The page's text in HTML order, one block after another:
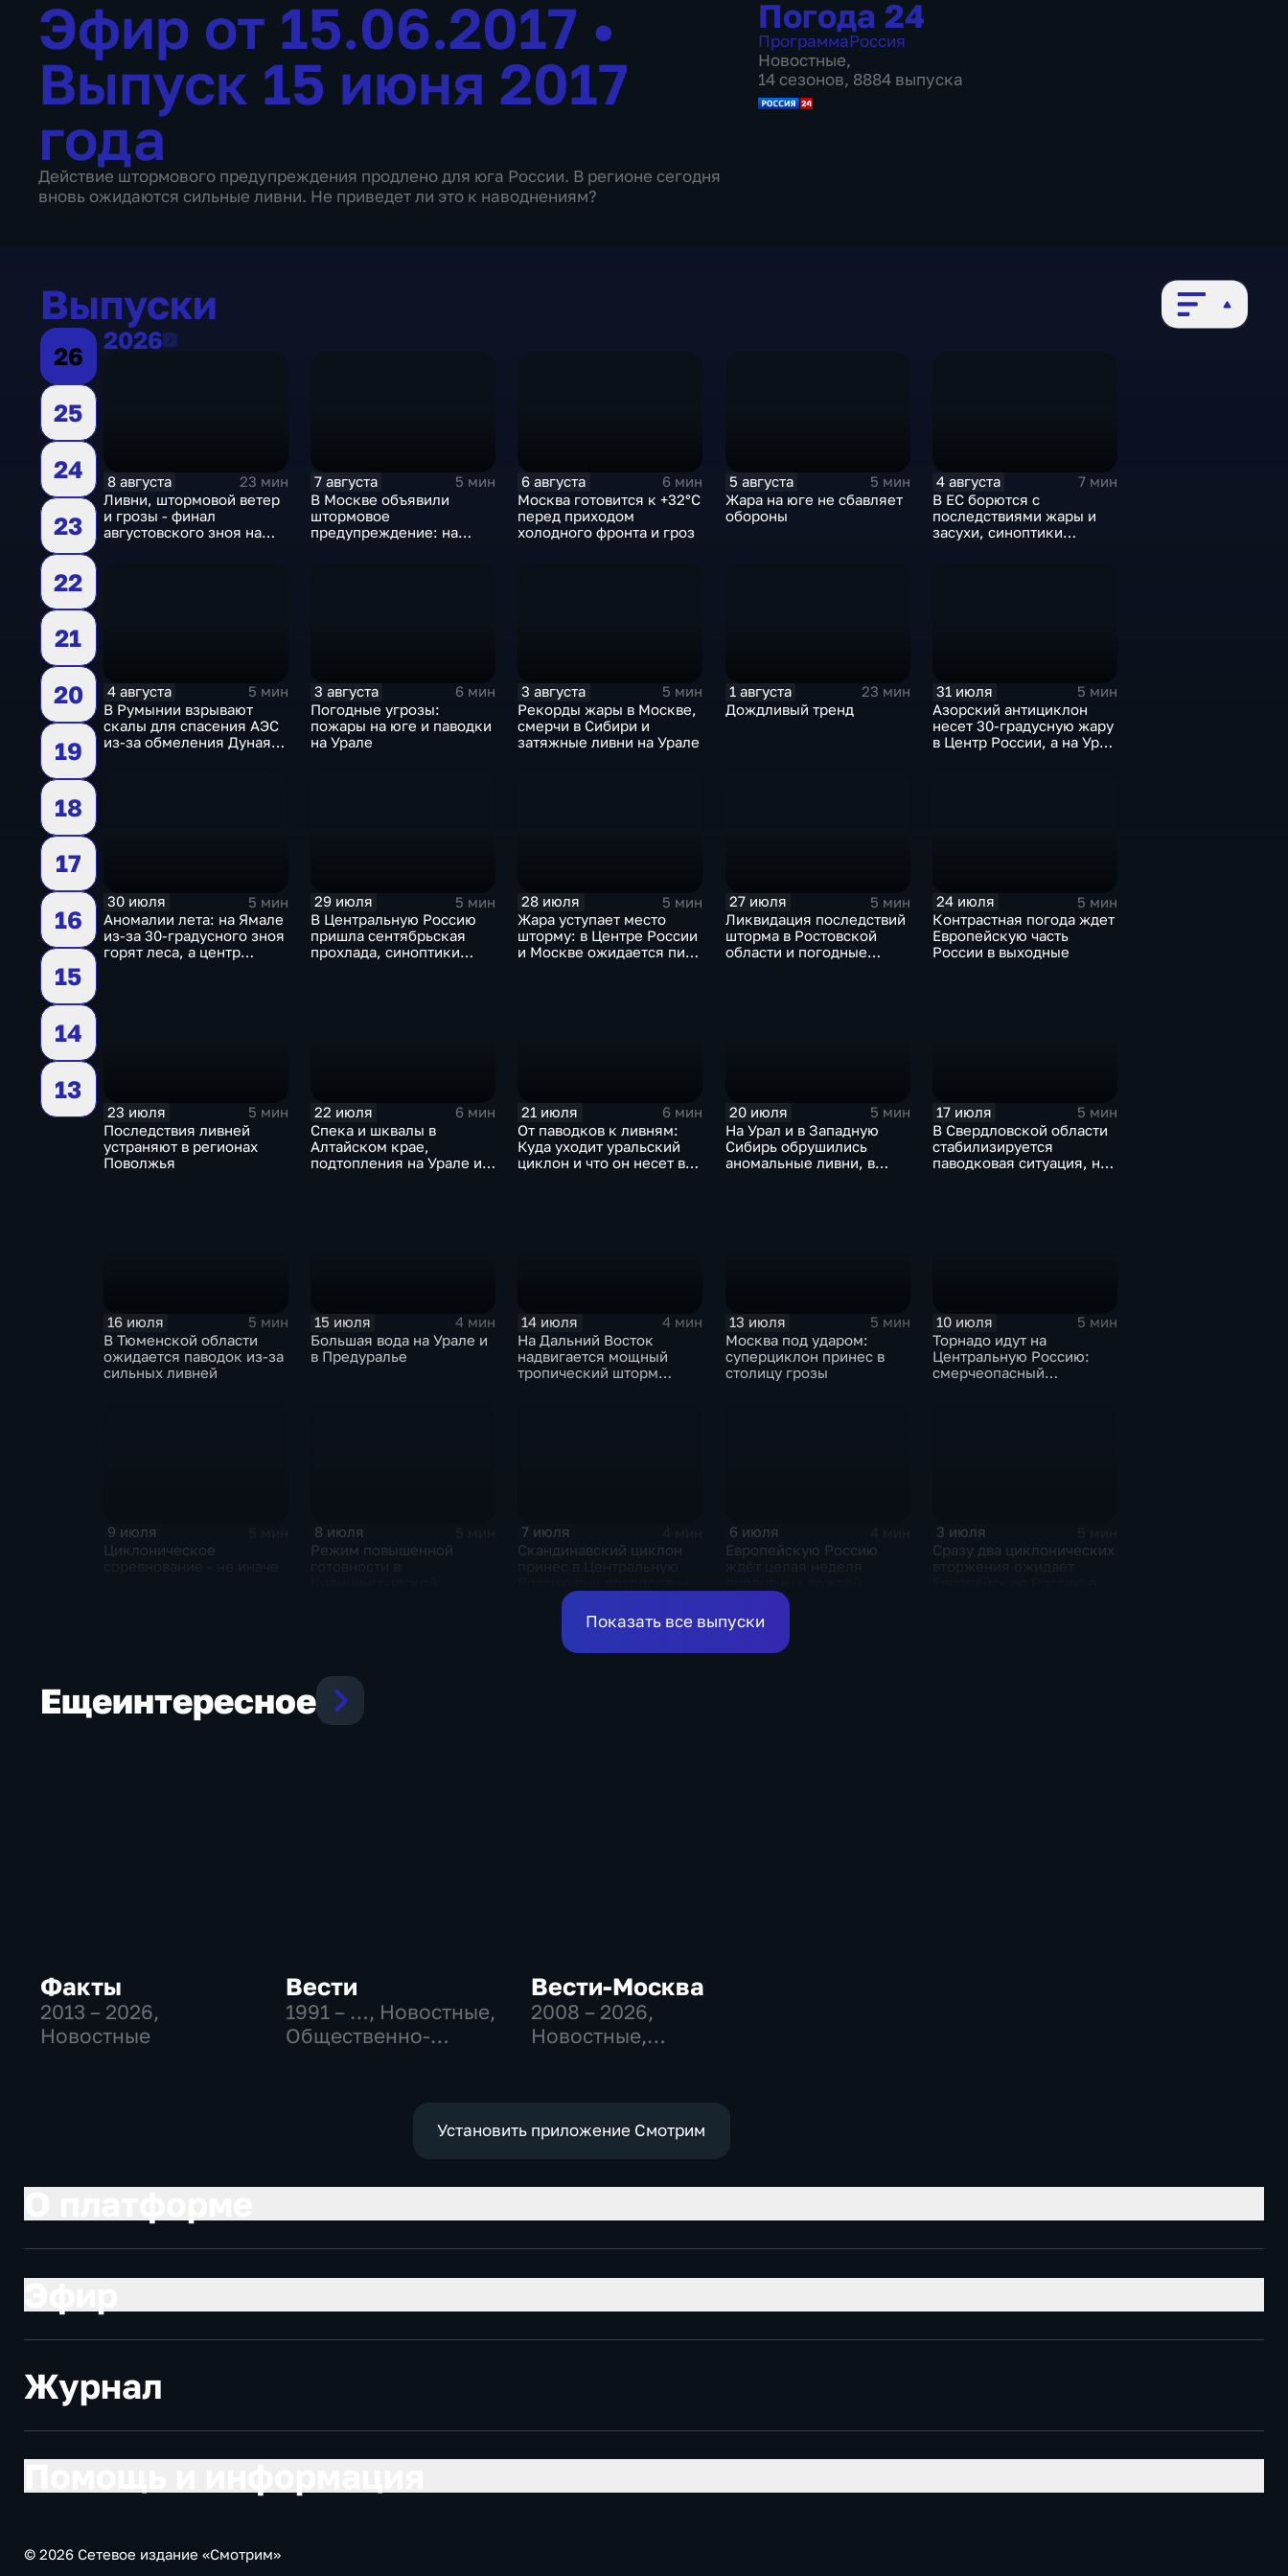
Эфир от 15.06.2017 •
Выпуск 15 июня 2017
года
Действие штормового предупреждения продлено для юга России. В регионе сегодня
вновь ожидаются сильные ливни. Не приведет ли это к наводнениям?
Погода 24
ПрограммаРоссия
Новостные,
14 сезонов, 8884 выпуска
Выпуски
26
25
24
23
22
21
20
19
18
17
16
15
14
13
20262026
8 августа
23 мин
Ливни, штормовой ветер
и грозы - финал
августовского зноя на
7 августа
5 мин
В Москве объявили
штормовое
предупреждение: на
6 августа
6 мин
Москва готовится к +32°C
перед приходом
холодного фронта и гроз
5 августа
5 мин
Жара на юге не сбавляет
обороны
4 августа
7 мин
В ЕС борются с
последствиями жары и
засухи, синоптики
4 августа
5 мин
В Румынии взрывают
скалы для спасения АЭС
из-за обмеления Дуная,
3 августа
6 мин
Погодные угрозы:
пожары на юге и паводки
на Урале
3 августа
5 мин
Рекорды жары в Москве,
смерчи в Сибири и
затяжные ливни на Урале
1 августа
23 мин
Дождливый тренд
31 июля
5 мин
Азорский антициклон
несет 30-градусную жару
в Центр России, а на Урал
30 июля
5 мин
Аномалии лета: на Ямале
из-за 30-градусного зноя
горят леса, а центр
29 июля
5 мин
В Центральную Россию
пришла сентябрьская
прохлада, синоптики
28 июля
5 мин
Жара уступает место
шторму: в Центре России
и Москве ожидается пик
27 июля
5 мин
Ликвидация последствий
шторма в Ростовской
области и погодные
24 июля
5 мин
Контрастная погода ждет
Европейскую часть
России в выходные
23 июля
5 мин
Последствия ливней
устраняют в регионах
Поволжья
22 июля
6 мин
Спека и шквалы в
Алтайском крае,
подтопления на Урале и
21 июля
6 мин
От паводков к ливням:
Куда уходит уральский
циклон и что он несет в
20 июля
5 мин
На Урал и в Западную
Сибирь обрушились
аномальные ливни, в
17 июля
5 мин
В Свердловской области
стабилизируется
паводковая ситуация, но
16 июля
5 мин
В Тюменской области
ожидается паводок из-за
сильных ливней
15 июля
4 мин
Большая вода на Урале и
в Предуралье
14 июля
4 мин
На Дальний Восток
надвигается мощный
тропический шторм
13 июля
5 мин
Москва под ударом:
суперциклон принес в
столицу грозы
10 июля
5 мин
Торнадо идут на
Центральную Россию:
смерчеопасный
9 июля
Циклоническое
8 июля
Режим повышенной
7 июля
Скандинавский циклон
и ливни
6 июля
Европейскую Россию
3 июля
Сразу два циклонических
Показать все выпуски
Ещеинтересное
Факты
2013 – 2026,
Новостные
Вести
1991 – …, Новостные,
Общественно-
Вести-Москва
2008 – 2026,
Новостные,
экономические
Установить приложение Смотрим
Журнал
© 2026 Сетевое издание «Смотрим»